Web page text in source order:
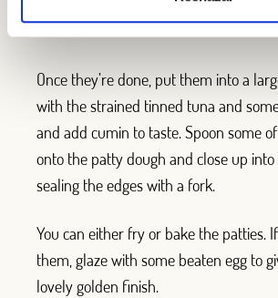
could fry them, but they’re much
Once they’re done, put them into a
with the strained tinned tuna and
and add cumin to taste. Spoon some
onto the patty dough and close up into
sealing the edges with a fork.
You can either fry or bake the patties.
them, glaze with some beaten egg to
lovely golden finish.